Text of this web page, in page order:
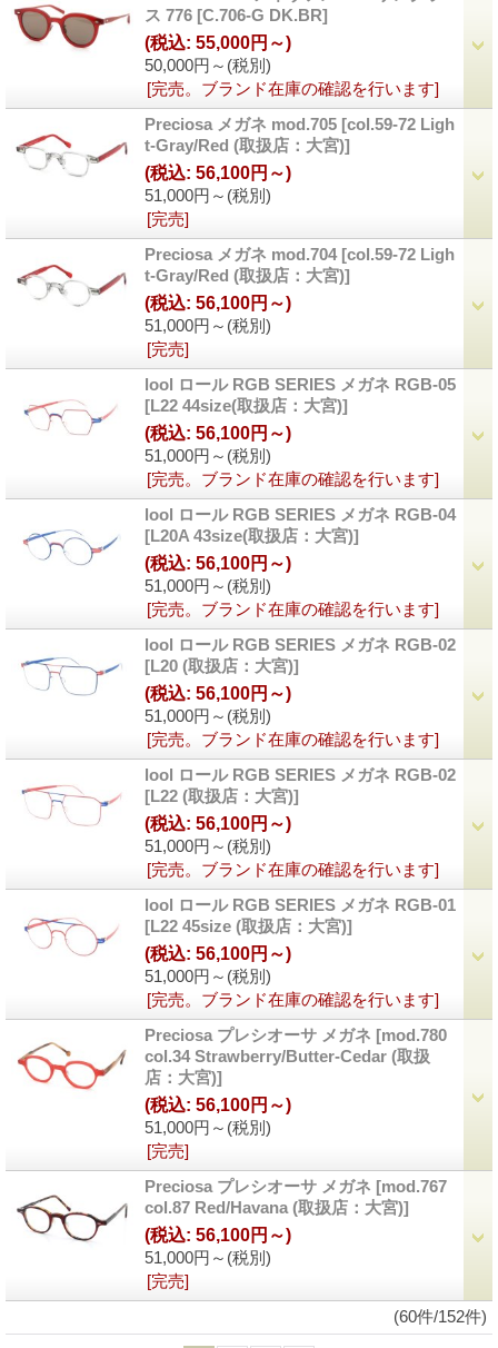
ス 776 [C.706-G DK.BR]
50,000円～ (税別)
(税込: 55,000円～)
[完売。ブランド在庫の確認を行います]
Preciosa メガネ mod.705 [col.59-72 Ligh
t-Gray/Red (取扱店：大宮)]
51,000円～ (税別)
(税込: 56,100円～)
[完売]
Preciosa メガネ mod.704 [col.59-72 Ligh
t-Gray/Red (取扱店：大宮)]
51,000円～ (税別)
(税込: 56,100円～)
[完売]
lool ロール RGB SERIES メガネ RGB-05
[L22 44size(取扱店：大宮)]
51,000円～ (税別)
(税込: 56,100円～)
[完売。ブランド在庫の確認を行います]
lool ロール RGB SERIES メガネ RGB-04
[L20A 43size(取扱店：大宮)]
51,000円～ (税別)
(税込: 56,100円～)
[完売。ブランド在庫の確認を行います]
lool ロール RGB SERIES メガネ RGB-02
[L20 (取扱店：大宮)]
51,000円～ (税別)
(税込: 56,100円～)
[完売。ブランド在庫の確認を行います]
lool ロール RGB SERIES メガネ RGB-02
[L22 (取扱店：大宮)]
51,000円～ (税別)
(税込: 56,100円～)
[完売。ブランド在庫の確認を行います]
lool ロール RGB SERIES メガネ RGB-01
[L22 45size (取扱店：大宮)]
51,000円～ (税別)
(税込: 56,100円～)
[完売。ブランド在庫の確認を行います]
Preciosa プレシオーサ メガネ [mod.780
col.34 Strawberry/Butter-Cedar (取扱
店：大宮)]
51,000円～ (税別)
(税込: 56,100円～)
[完売]
Preciosa プレシオーサ メガネ [mod.767
col.87 Red/Havana (取扱店：大宮)]
51,000円～ (税別)
(税込: 56,100円～)
[完売]
(60件/152件)